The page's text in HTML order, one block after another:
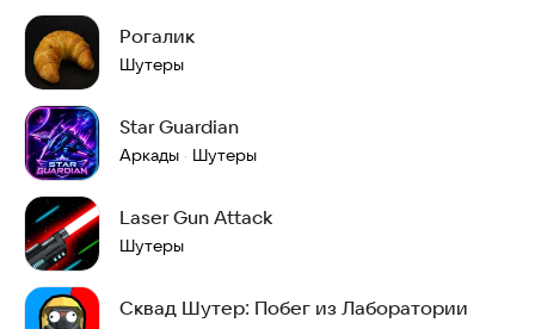
Рогалик
Шутеры
Star Guardian
Аркады · Шутеры
Laser Gun Attack
Шутеры
Сквад Шутер: Побег из Лаборатории